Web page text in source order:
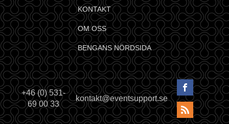
KONTAKT
OM OSS
BENGANS NÖRDSIDA
+46 (0) 531-
69 00 33
kontakt@eventsupport.se